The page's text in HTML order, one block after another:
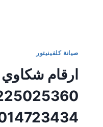
صيانة كلفينيتور
ارقام شكاوي